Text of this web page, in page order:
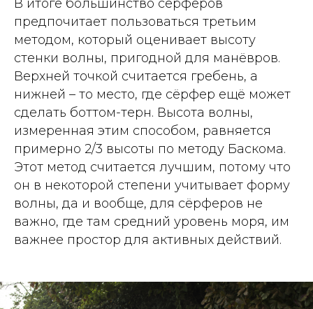
В итоге большинство сёрферов
предпочитает пользоваться третьим
методом, который оценивает высоту
стенки волны, пригодной для манёвров.
Верхней точкой считается гребень, а
нижней – то место, где сёрфер ещё может
сделать боттом-терн. Высота волны,
измеренная этим способом, равняется
примерно 2/3 высоты по методу Баскома.
Этот метод считается лучшим, потому что
он в некоторой степени учитывает форму
волны, да и вообще, для сёрферов не
важно, где там средний уровень моря, им
важнее простор для активных действий.